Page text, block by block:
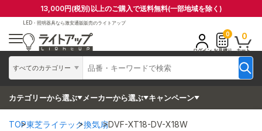
13,000円(税別)以上のご購入で送料無料(一部地域を除く)
LED・照明器具なら激安通販販売のライトアップ
すべてのカテゴリー
ログイン
0
お見積り
0
カート
カテゴリーから選ぶ メーカーから選ぶ キャンペーン
TOP東芝ライテック換気扇DVF-XT18-DV-X18W